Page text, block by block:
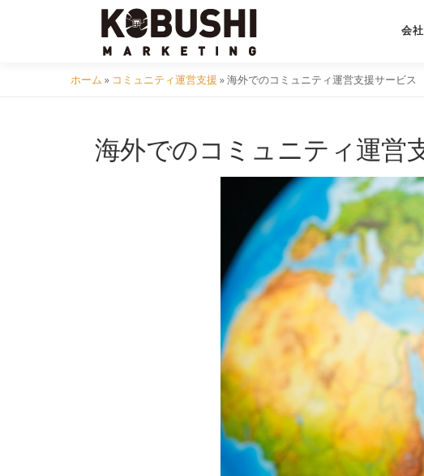
会
ホーム » コミュニティ運営支援 »海外でのコミュニティ運営支援サービス
海外でのコミュニティ運営